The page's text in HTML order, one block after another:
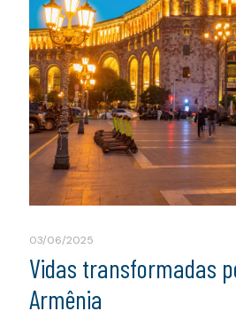
03/06/2025
Vidas transformadas
Armênia